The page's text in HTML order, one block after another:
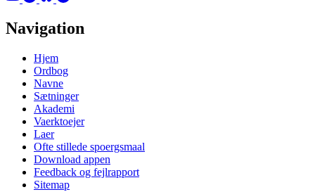
Navigation
Hjem
Ordbog
Navne
Sætninger
Akademi
Vaerktoejer
Laer
Ofte stillede spoergsmaal
Download appen
Feedback og fejlrapport
Sitemap